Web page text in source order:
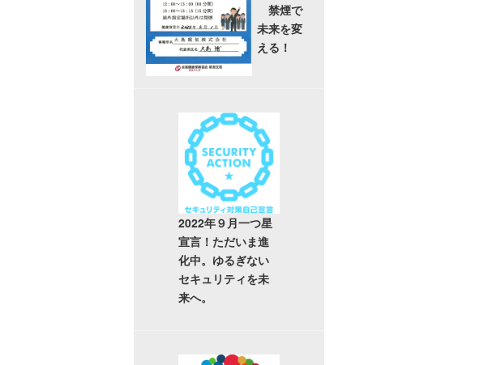
禁煙で
未来を変
える！
2022年９月一つ星
宣言！ただいま進
化中。ゆるぎない
セキュリティを未
来へ。